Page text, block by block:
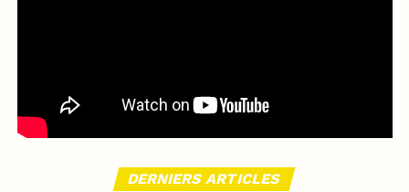
DERNIERS ARTICLES